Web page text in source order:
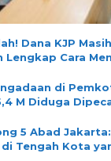
Dana KJP
Lengkap Cara
di
M Diduga
5 Abad
Tengah Kota